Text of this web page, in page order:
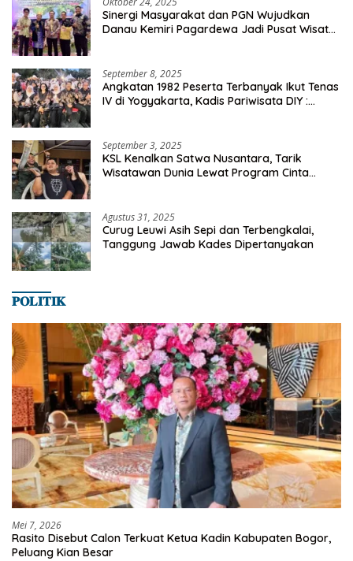
Sinergi Masyarakat dan PGN Wujudkan
Danau Kemiri Pagardewa Jadi Pusat Wisata
September 8, 2025
Angkatan 1982 Peserta Terbanyak Ikut Tenas
IV di Yogyakarta, Kadis Pariwisata DIY :
September 3, 2025
KSL Kenalkan Satwa Nusantara, Tarik
Wisatawan Dunia Lewat Program Cinta
Agustus 31, 2025
Curug Leuwi Asih Sepi dan Terbengkalai,
Tanggung Jawab Kades Dipertanyakan
𝐏𝐎𝐋𝐈𝐓𝐈𝐊
Mei 7, 2026
Rasito Disebut Calon Terkuat Ketua Kadin Kabupaten Bogor,
Peluang Kian Besar